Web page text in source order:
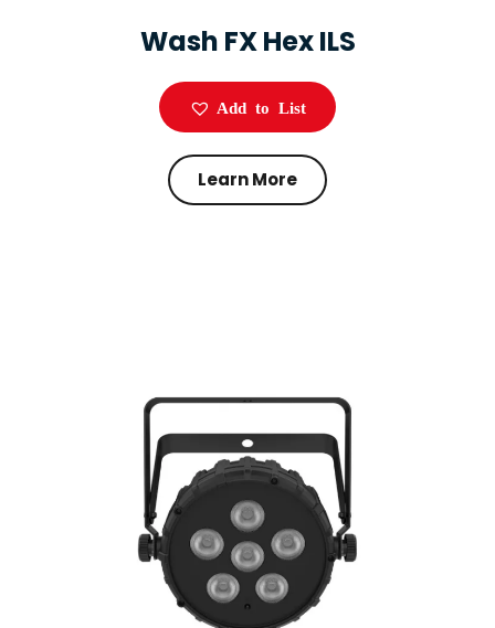
Wash FX Hex ILS
Add to List
Learn More